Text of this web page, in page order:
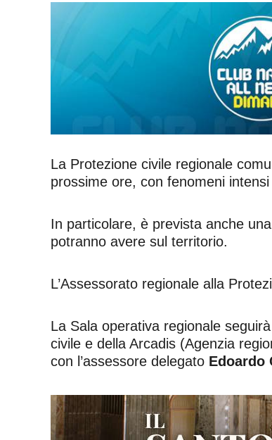
La Protezione civile regionale
prossime ore, con fenomeni
In particolare, è prevista anche
potranno avere sul territorio.
L’Assessorato regionale alla
La Sala operativa regionale
civile e della Arcadis (Agenzia
con l’assessore delegato Edoardo